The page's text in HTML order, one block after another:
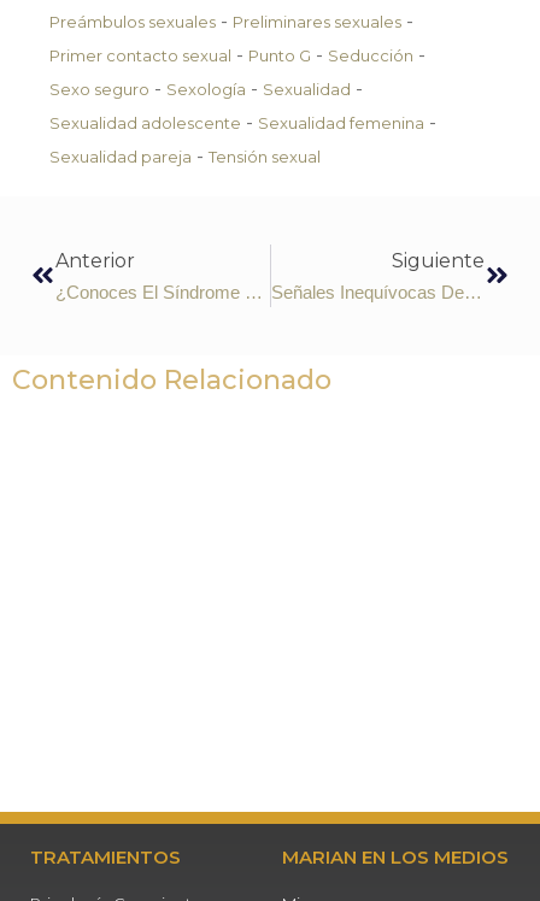
Preámbulos sexuales - Preliminares sexuales -
Primer contacto sexual - Punto G - Seducción -
Sexo seguro - Sexología - Sexualidad -
Sexualidad adolescente - Sexualidad femenina -
Sexualidad pareja - Tensión sexual
Anterior
¿Conoces El Síndrome De Samo?
Siguiente
Señales Inequívocas De La Seducción
Contenido Relacionado
TRATAMIENTOS MARIAN EN LOS MEDIOS